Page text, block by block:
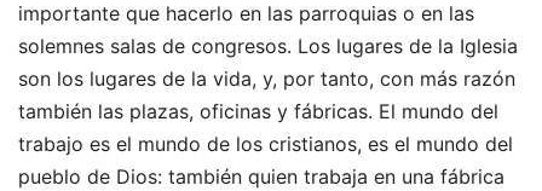
importante que hacerlo en las parroquias o en las
solemnes salas de congresos. Los lugares de la Iglesia
son los lugares de la vida, y, por tanto, con más razón
también las plazas, oficinas y fábricas. El mundo del
trabajo es el mundo de los cristianos, es el mundo del
pueblo de Dios: también quien trabaja en una fábrica